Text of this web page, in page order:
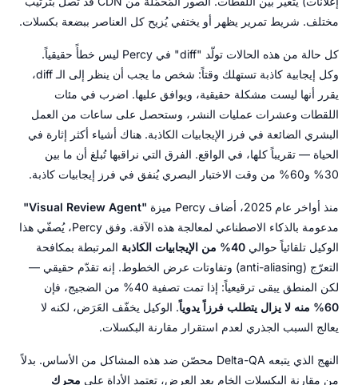
مختلف. شريط تمرير يظهر أو يختفي يُزيح كل العناصر ببضعة بكسلات.
كل حالة من هذه الحالات تولّد "diff" في Percy ليس خطأً حقيقياً.
وكل إيجابية كاذبة تستهلك وقتاً: شخص ما يجب أن ينظر إلى الـ diff،
يقرر أنها ليست مشكلة حقيقية، ويوافق عليها. اضرب في مئات
اللقطات وعشرات عمليات النشر، وستحصل على ساعات من العمل
البشري الضائعة في فرز الإيجابيات الكاذبة. هناك أشياء أكثر إثارة في
الحياة — تقريباً كلها، في الواقع. الفرق التي نراقبها تُبلغ أن ما بين
30% و60% من وقت الاختبار البصري يُنفق في فرز إيجابيات كاذبة.
منذ أواخر عام 2025، أضاف Percy ميزة
"Visual Review Agent"
مدعومة بالذكاء الاصطناعي لمعالجة هذه الآفة. وفق Percy، يُصفّي هذا
الوكيل تلقائياً حوالي 40% من الإيجابيات الكاذبة
المرتبطة بمكافحة
التعرّج (anti-aliasing) وتفاوتات عرض الخطوط. إنه تقدّم حقيقي —
لكن المنطق يبقى ترقيعياً: إذا تمت تصفية 40% من الضجيج، فإن
60% منه لا يزال يتطلب فرزاً يدوياً
. الوكيل يخفّف العَرَض، لكنه لا
يعالج السبب الجذري لعدم استقرار مقارنة البكسلات.
النهج الذي يتبعه Delta-QA محصّن ضد هذه المشاكل من الأساس. بدلاً
من مقارنة البكسلات الخام بعد العرض، تعتمد الأداة على محرك